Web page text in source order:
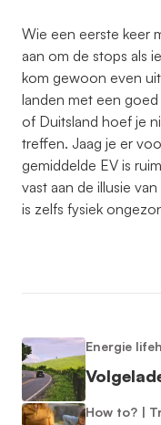
Wie een eerste keer
aan om de stops als
kom gewoon even
landen met een goed
of Duitsland hoef je
treffen. Jaag je er
gemiddelde EV is
vast aan de illusie
is zelfs fysiek
Energie
How to? |